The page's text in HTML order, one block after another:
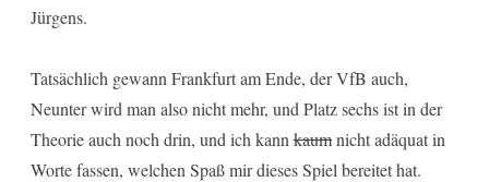
Jürgens.
Tatsächlich gewann Frankfurt am Ende, der VfB auch,
Neunter wird man also nicht mehr, und Platz sechs ist in der
Theorie auch noch drin, und ich kann kaumnicht adäquat in
Worte fassen, welchen Spaß mir dieses Spiel bereitet hat.